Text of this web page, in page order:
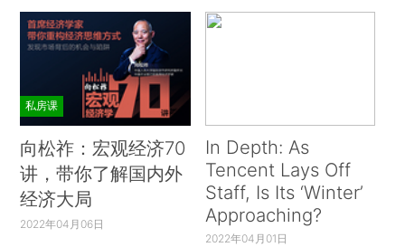
私房课
向松祚：宏观经济70
讲，带你了解国内外
经济大局
2022年04月06日
In Depth: As
Tencent Lays Off
Staff, Is Its ‘Winter’
Approaching?
2022年04月01日